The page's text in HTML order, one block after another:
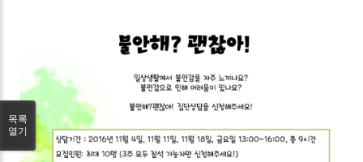
목록
열기